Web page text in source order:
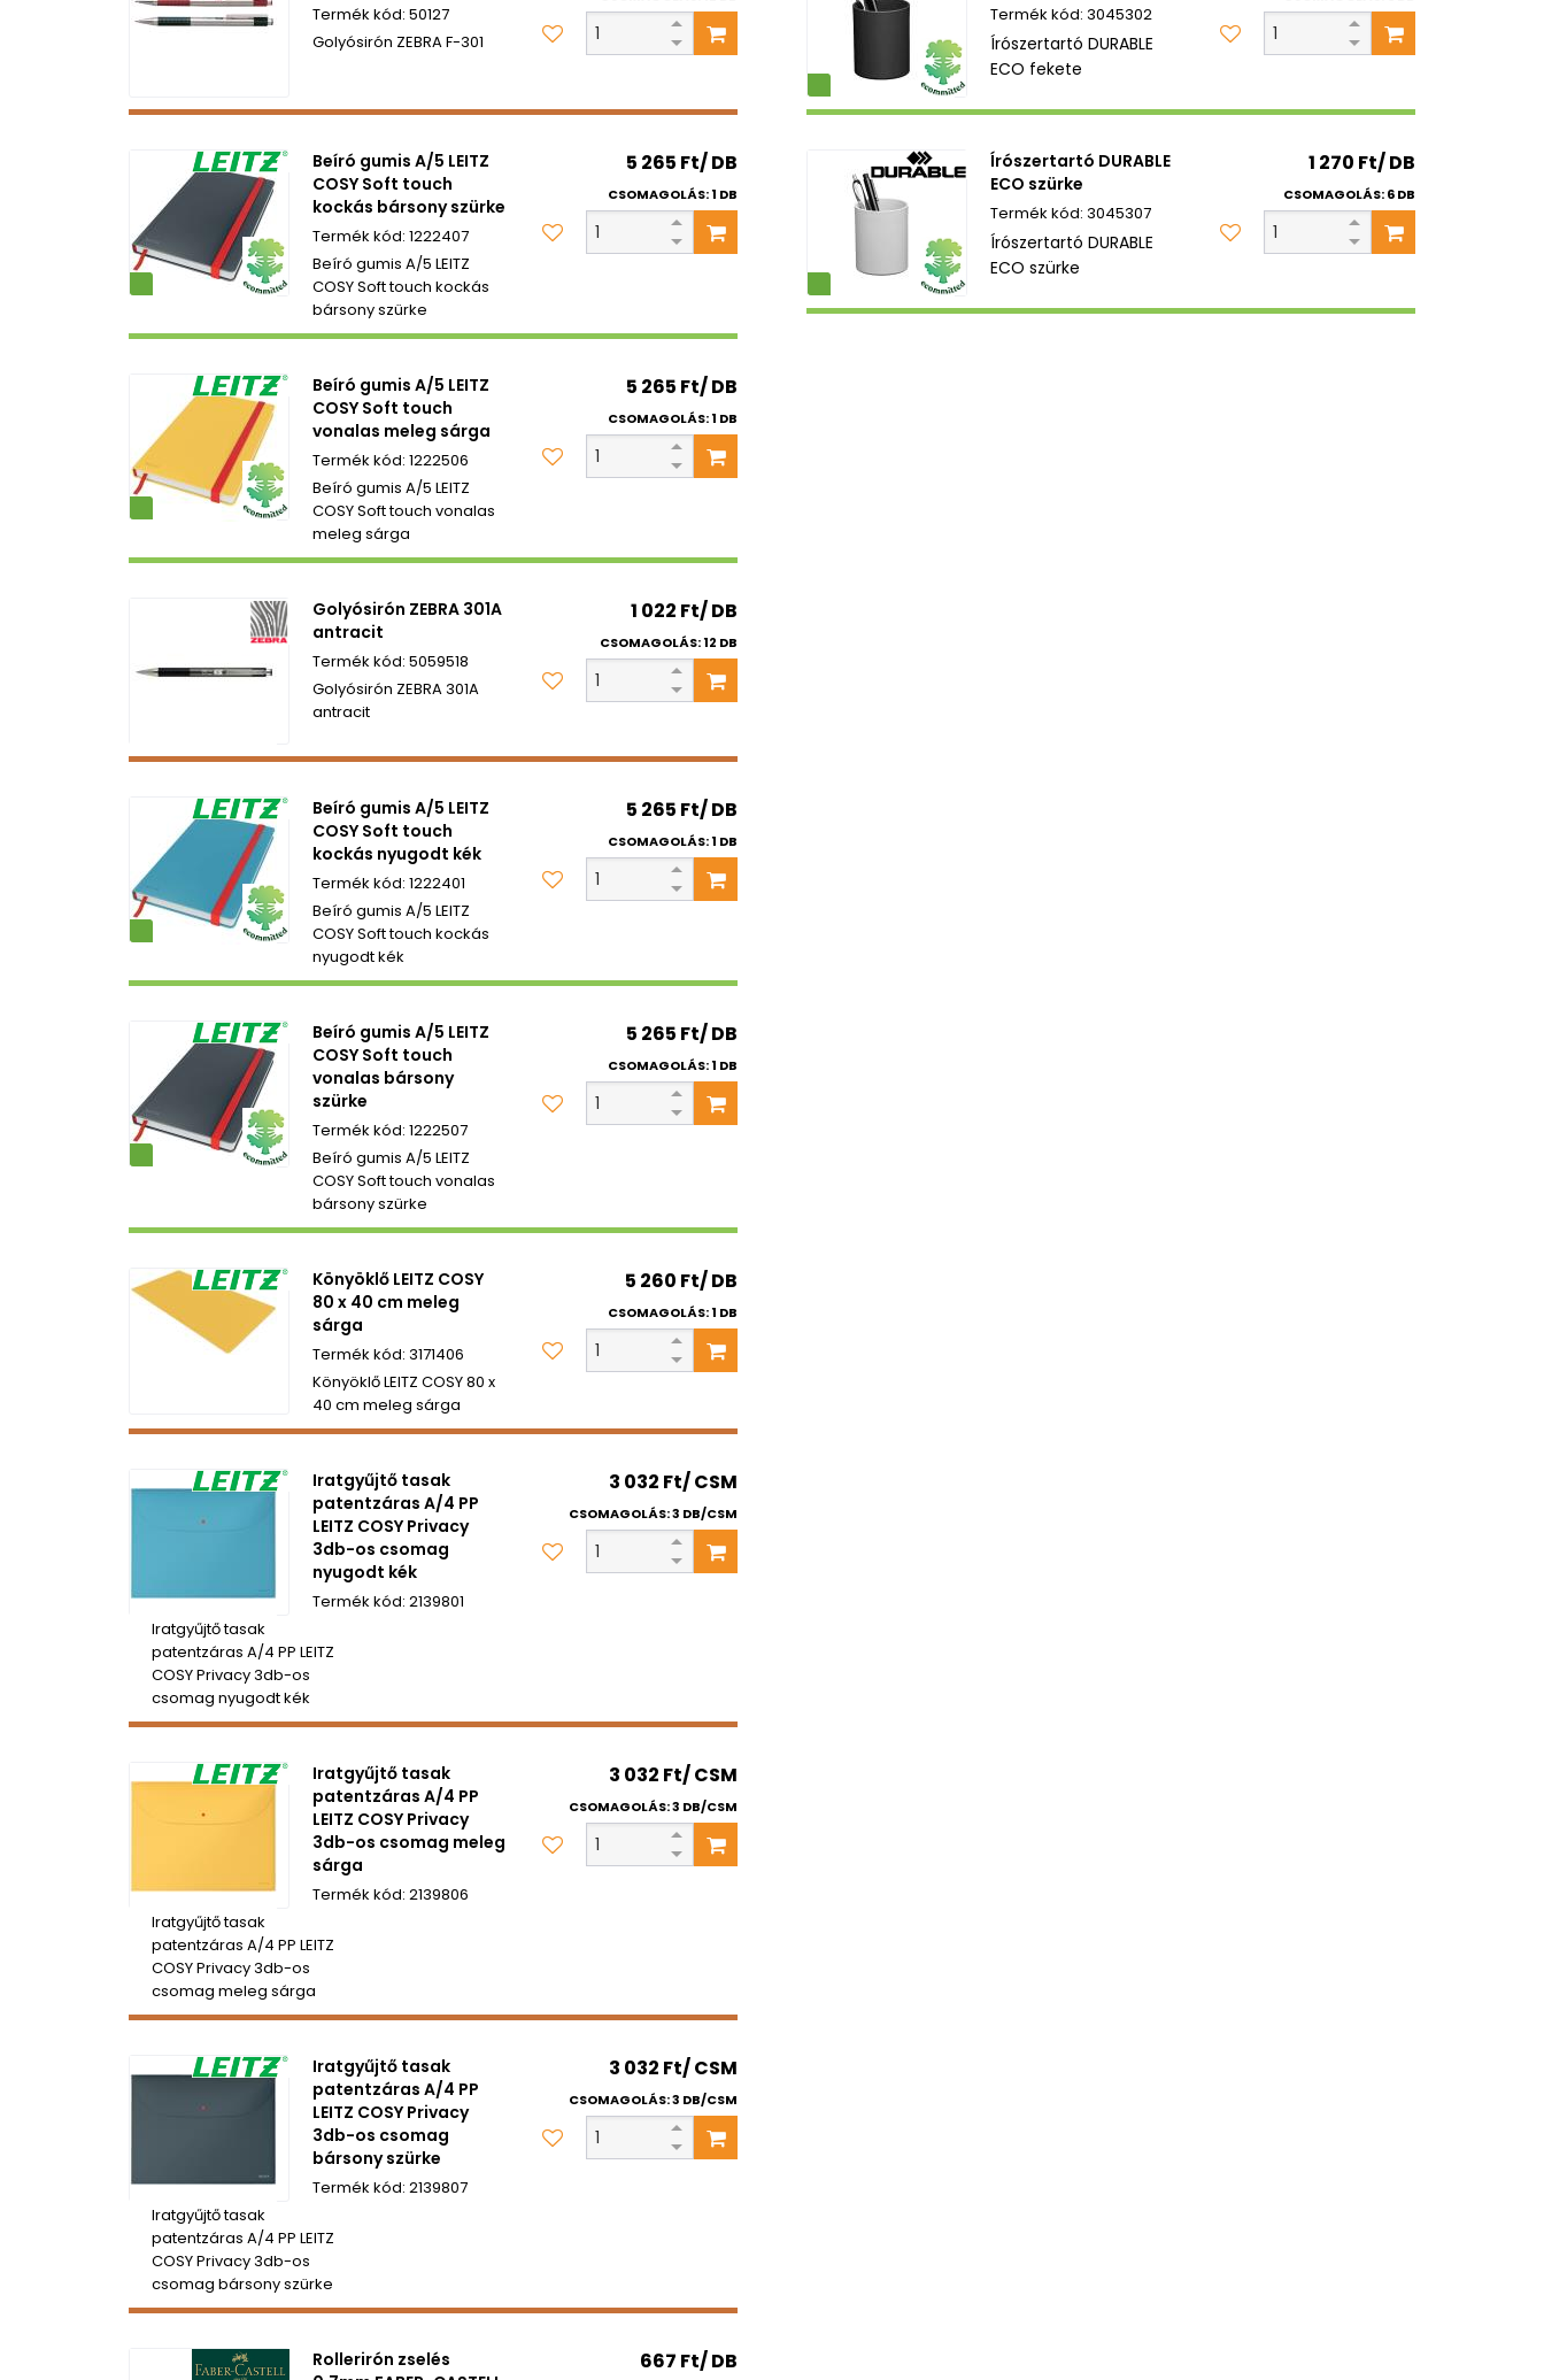
50127
Golyósirón ZEBRA F-301
Beíró gumis A/5 LEITZ
COSY Soft touch
kockás bársony szürke
1222407
Beíró gumis A/5 LEITZ
COSY Soft touch kockás
bársony szürke
5 265 Ft/ DB
CSOMAGOLÁS: 1 DB
Beíró gumis A/5 LEITZ
COSY Soft touch
vonalas meleg sárga
1222506
Beíró gumis A/5 LEITZ
COSY Soft touch vonalas
meleg sárga
5 265 Ft/ DB
CSOMAGOLÁS: 1 DB
Golyósirón ZEBRA 301A
antracit
5059518
Golyósirón ZEBRA 301A
antracit
1 022 Ft/ DB
CSOMAGOLÁS: 12 DB
Beíró gumis A/5 LEITZ
COSY Soft touch
kockás nyugodt kék
1222401
Beíró gumis A/5 LEITZ
COSY Soft touch kockás
nyugodt kék
5 265 Ft/ DB
CSOMAGOLÁS: 1 DB
Beíró gumis A/5 LEITZ
COSY Soft touch
vonalas bársony
szürke
1222507
Beíró gumis A/5 LEITZ
COSY Soft touch vonalas
bársony szürke
5 265 Ft/ DB
CSOMAGOLÁS: 1 DB
Könyöklő LEITZ COSY
80 x 40 cm meleg
sárga
3171406
Könyöklő LEITZ COSY 80 x
40 cm meleg sárga
5 260 Ft/ DB
CSOMAGOLÁS: 1 DB
Iratgyűjtő tasak
patentzáras A/4 PP
LEITZ COSY Privacy
3db-os csomag
nyugodt kék
2139801
Iratgyűjtő tasak
patentzáras A/4 PP LEITZ
COSY Privacy 3db-os
csomag nyugodt kék
3 032 Ft/ CSM
CSOMAGOLÁS: 3 DB/CSM
Iratgyűjtő tasak
patentzáras A/4 PP
LEITZ COSY Privacy
3db-os csomag meleg
sárga
2139806
Iratgyűjtő tasak
patentzáras A/4 PP LEITZ
COSY Privacy 3db-os
csomag meleg sárga
3 032 Ft/ CSM
CSOMAGOLÁS: 3 DB/CSM
Iratgyűjtő tasak
patentzáras A/4 PP
LEITZ COSY Privacy
3db-os csomag
bársony szürke
2139807
Iratgyűjtő tasak
patentzáras A/4 PP LEITZ
COSY Privacy 3db-os
csomag bársony szürke
3 032 Ft/ CSM
CSOMAGOLÁS: 3 DB/CSM
Rollerirón zselés
667 Ft/ DB
3045302
Írószertartó DURABLE
ECO fekete
Írószertartó DURABLE
ECO szürke
3045307
Írószertartó DURABLE
ECO szürke
1 270 Ft/ DB
CSOMAGOLÁS: 6 DB